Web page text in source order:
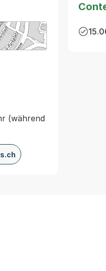
einem neuen Tab oder
(während